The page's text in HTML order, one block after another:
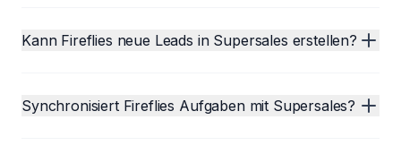
Kann Fireflies neue Leads in Supersales erstellen?
Synchronisiert Fireflies Aufgaben mit Supersales?